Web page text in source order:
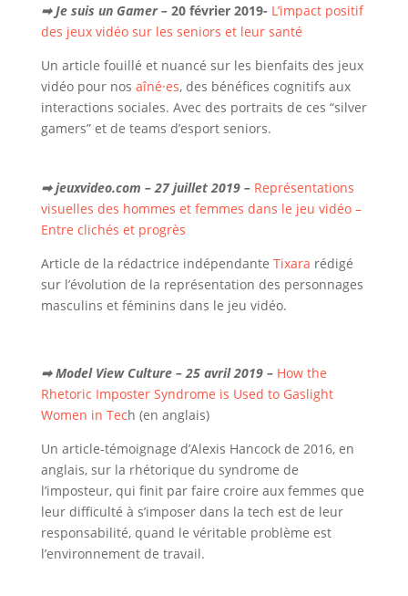
➡ Je suis un Gamer –20 février 2019- L’impact positif
des jeux vidéo sur les seniors et leur santé
Un article fouillé et nuancé sur les bienfaits des jeux
vidéo pour nos aîné·es, des bénéfices cognitifs aux
interactions sociales. Avec des portraits de ces “silver
gamers” et de teams d’esport seniors.
➡ jeuxvideo.com – 27 juillet 2019 – Représentations
visuelles des hommes et femmes dans le jeu vidéo –
Entre clichés et progrès
Article de la rédactrice indépendante Tixara rédigé
sur l’évolution de la représentation des personnages
masculins et féminins dans le jeu vidéo.
➡ Model View Culture – 25 avril 2019 – How the
Rhetoric Imposter Syndrome is Used to Gaslight
Women in Tech (en anglais)
Un article-témoignage d’Alexis Hancock de 2016, en
anglais, sur la rhétorique du syndrome de
l’imposteur, qui finit par faire croire aux femmes que
leur difficulté à s’imposer dans la tech est de leur
responsabilité, quand le véritable problème est
l’environnement de travail.